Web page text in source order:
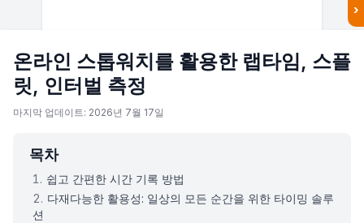
›
온라인 스톱워치를 활용한 랩타임, 스플
릿, 인터벌 측정
마지막 업데이트: 2026년 7월 17일
목차
쉽고 간편한 시간 기록 방법
다재다능한 활용성: 일상의 모든 순간을 위한 타이밍 솔루
션